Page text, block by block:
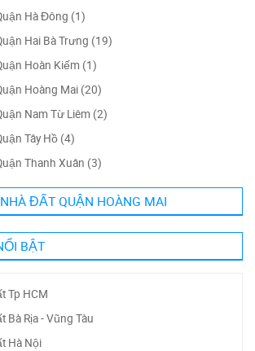
Hà Đông (1)
Hai Bà Trưng (19)
Hoàn Kiếm (1)
Hoàng Mai (20)
Nam Từ Liêm (2)
Tây Hồ (4)
Thanh Xuân (3)
ĐẤT QUẬN HOÀNG MAI
BẬT
Tp HCM
Bà Rịa - Vũng Tàu
Hà Nội